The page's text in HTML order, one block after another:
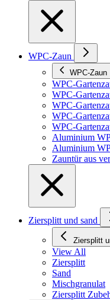
WPC-Zaun
WPC-Zaun
WPC-
WPC-
WPC-
WPC-
WPC-
Aluminium
Aluminium
Zauntür aus
Ziersplitt und sand
Ziersplitt
View All
Ziersplitt
Sand
Mischgranulat
Ziersplitt